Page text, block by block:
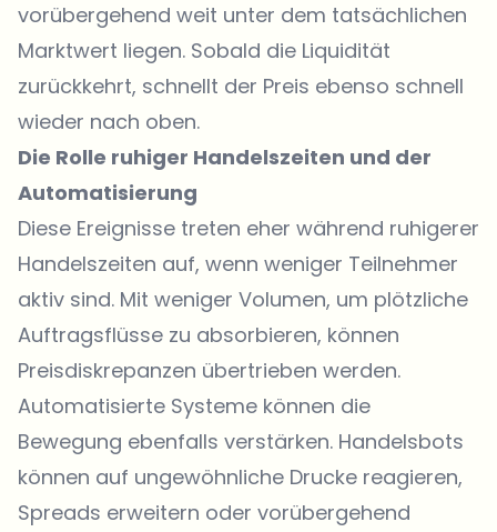
vorübergehend weit unter dem tatsächlichen
Marktwert liegen. Sobald die Liquidität
zurückkehrt, schnellt der Preis ebenso schnell
wieder nach oben.
Die Rolle ruhiger Handelszeiten und der
Automatisierung
Diese Ereignisse treten eher während ruhigerer
Handelszeiten auf, wenn weniger Teilnehmer
aktiv sind. Mit weniger Volumen, um plötzliche
Auftragsflüsse zu absorbieren, können
Preisdiskrepanzen übertrieben werden.
Automatisierte Systeme können die
Bewegung ebenfalls verstärken. Handelsbots
können auf ungewöhnliche Drucke reagieren,
Spreads erweitern oder vorübergehend